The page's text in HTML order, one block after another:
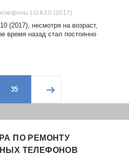
LG K10 (2017)
(2017), несмотря на возраст,
время назад стал постоянно
35
ПО РЕМОНТУ
ТЕЛЕФОНОВ